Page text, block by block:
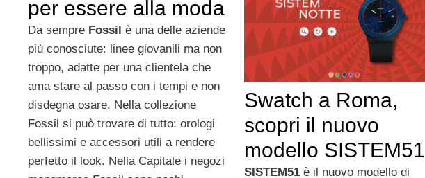
per essere alla moda
Da sempre Fossil è una delle aziende
più conosciute: linee giovanili ma non
troppo, adatte per una clientela che
ama stare al passo con i tempi e non
disdegna osare. Nella collezione
Fossil si può trovare di tutto: orologi
bellissimi e accessori utili a rendere
perfetto il look. Nella Capitale i negozi
Swatch a Roma,
scopri il nuovo
modello SISTEM51
SISTEM51è il nuovo modello di